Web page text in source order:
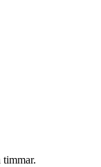
timmar.